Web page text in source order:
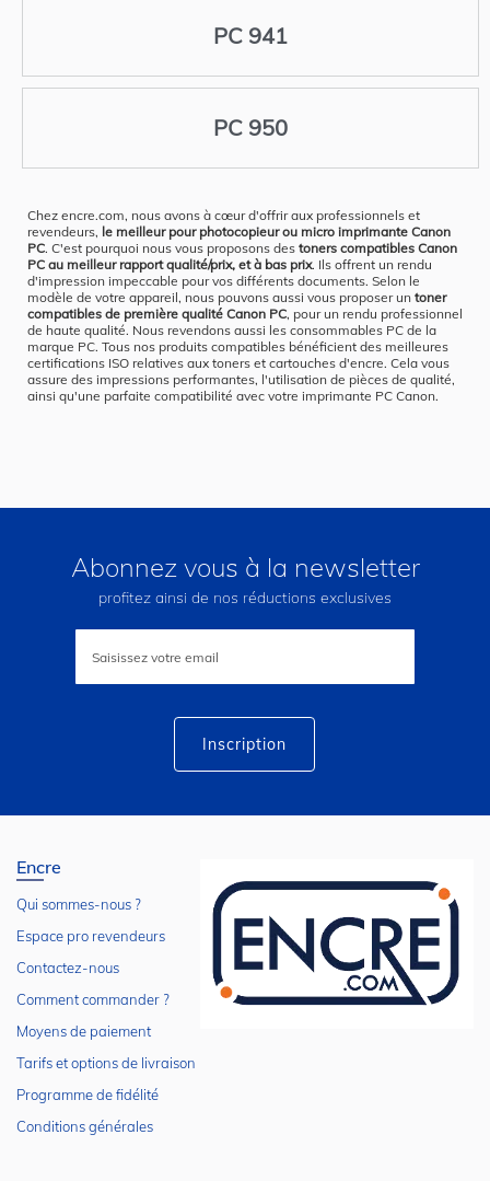
PC 941
PC 950
Chez encre.com, nous avons à cœur d'offrir aux professionnels et
revendeurs, le meilleur pour photocopieur ou micro imprimante Canon
PC. C'est pourquoi nous vous proposons des toners compatibles Canon
PC au meilleur rapport qualité/prix, et à bas prix. Ils offrent un rendu
d'impression impeccable pour vos différents documents. Selon le
modèle de votre appareil, nous pouvons aussi vous proposer un toner
compatibles de première qualité Canon PC, pour un rendu professionnel
de haute qualité. Nous revendons aussi les consommables PC de la
marque PC. Tous nos produits compatibles bénéficient des meilleures
certifications ISO relatives aux toners et cartouches d'encre. Cela vous
assure des impressions performantes, l'utilisation de pièces de qualité,
ainsi qu'une parfaite compatibilité avec votre imprimante PC Canon.
Abonnez vous à la newsletter
profitez ainsi de nos réductions exclusives
lettre
Inscription
Encre
Qui sommes-nous ?
Espace pro revendeurs
Contactez-nous
Comment commander ?
Moyens de paiement
Tarifs et options de livraison
Programme de fidélité
Conditions générales